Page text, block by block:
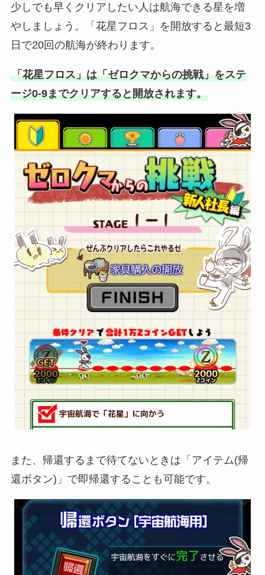
少しでも早くクリアしたい人は航海できる星を増
やしましょう。「花星フロス」を開放すると最短3
日で20回の航海が終わります。
「花星フロス」は「ゼロクマからの挑戦」をステ
ージ0-9までクリアすると開放されます。
また、帰還するまで待てないときは「アイテム(帰
還ボタン)」で即帰還することも可能です。